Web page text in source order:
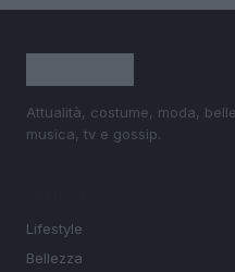
Attualità, costume, moda,
musica, tv e gossip.
Lifestyle
Bellezza